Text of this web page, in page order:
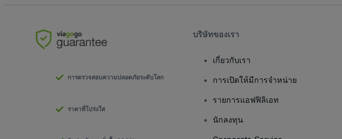
การตรวจสอบความปลอดภัยระดับโลก
ราคาที่โปร่งใส
บริษัทของเรา
เกี่ยวกับเรา
การเปิดให้มีการจำหน่าย
รายการแอฟฟิลิเอท
นักลงทุน